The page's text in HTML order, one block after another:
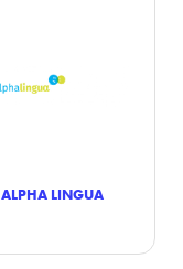
ALPHA LINGUA